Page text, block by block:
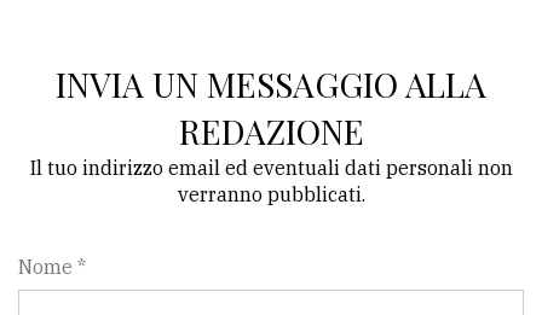
INVIA UN MESSAGGIO ALLA
REDAZIONE
Il tuo indirizzo email ed eventuali dati personali non
verranno pubblicati.
Nome *